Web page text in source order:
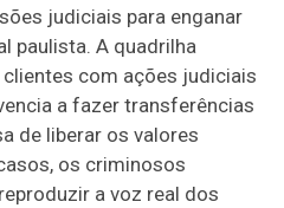
judiciais para enganar
paulista. A quadrilha
com ações judiciais
a fazer transferências
de liberar os valores
os criminosos
a voz real dos